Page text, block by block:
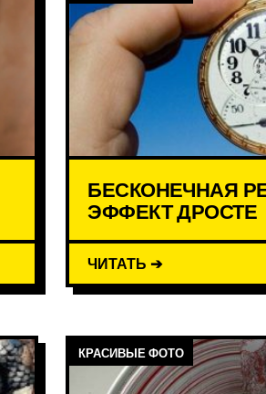
БЕСКОНЕЧНАЯ
ЭФФЕКТ ДРОСТЕ
ЧИТАТЬ ➔
КРАСИВЫЕ ФОТО